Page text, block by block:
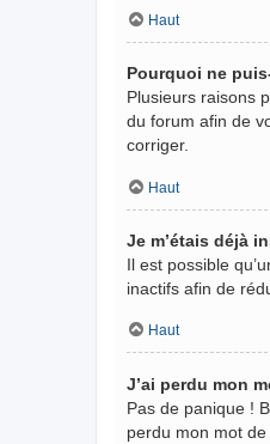
Haut
Pourquoi ne
Plusieurs raisons
du forum afin de
corriger.
Haut
Je m’étais déjà
Il est possible
inactifs afin de
Haut
J’ai perdu mon
Pas de panique !
perdu mon mot